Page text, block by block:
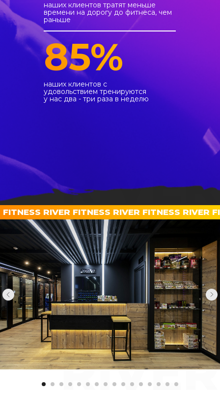
85%
наших клиентов тратят меньше
времени на дорогу до фитнеса, чем
раньше
наших клиентов с
удовольствием тренируются
у нас два - три раза в неделю
RIVER FITNESS RIVER FITNESS RIVER
RIVER
RIVER